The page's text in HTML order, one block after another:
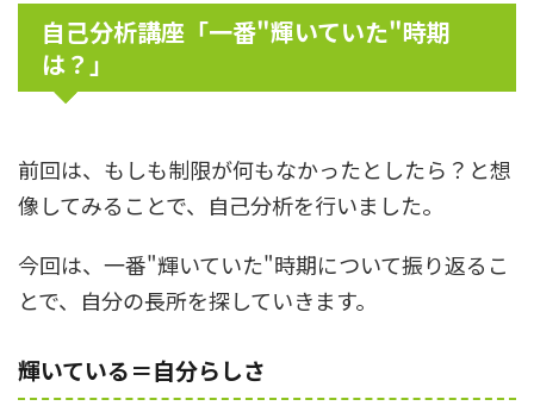
自己分析講座「一番"輝いていた"時期
は？」
前回は、もしも制限が何もなかったとしたら？と想
像してみることで、自己分析を行いました。
今回は、一番"輝いていた"時期について振り返るこ
とで、自分の長所を探していきます。
輝いている＝自分らしさ